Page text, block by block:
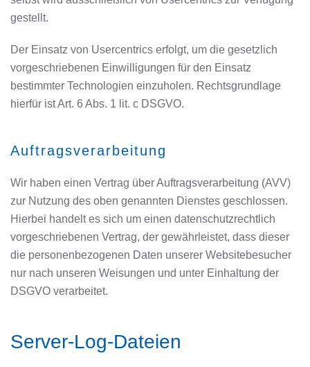
gestellt.
Der Einsatz von Usercentrics erfolgt, um die gesetzlich
vorgeschriebenen Einwilligungen für den Einsatz
bestimmter Technologien einzuholen. Rechtsgrundlage
hierfür ist Art. 6 Abs. 1 lit. c DSGVO.
Auftragsverarbeitung
Wir haben einen Vertrag über Auftragsverarbeitung (AVV)
zur Nutzung des oben genannten Dienstes geschlossen.
Hierbei handelt es sich um einen datenschutzrechtlich
vorgeschriebenen Vertrag, der gewährleistet, dass dieser
die personenbezogenen Daten unserer Websitebesucher
nur nach unseren Weisungen und unter Einhaltung der
DSGVO verarbeitet.
Server-Log-Dateien